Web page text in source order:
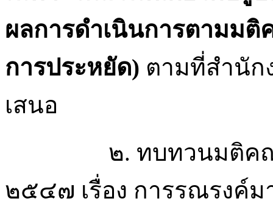
ผลการดำเนินการตามมติ
การประหยัด) ตามที่สำนัก
เสนอ
๒. ทบทวนมติคณะรั
๒๕๔๗ เรื่อง การรณรงค์